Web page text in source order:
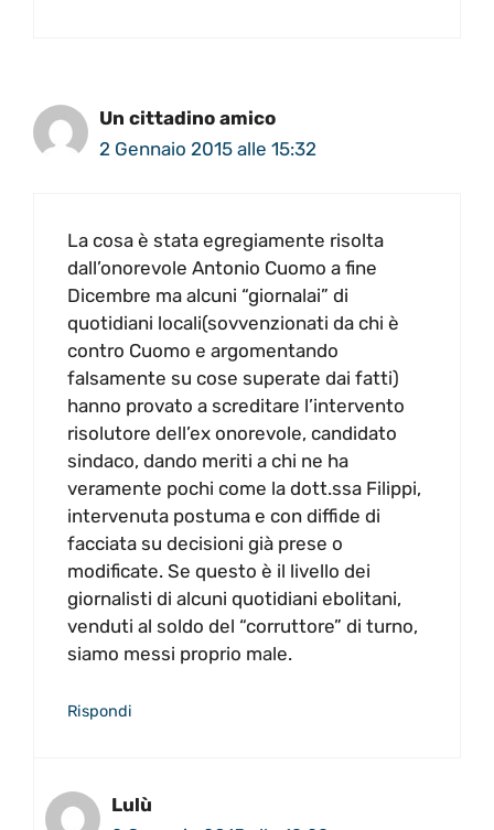
Un cittadino amico
2 Gennaio 2015 alle 15:32
La cosa è stata egregiamente risolta
dall’onorevole Antonio Cuomo a fine
Dicembre ma alcuni “giornalai” di
quotidiani locali(sovvenzionati da chi è
contro Cuomo e argomentando
falsamente su cose superate dai fatti)
hanno provato a screditare l’intervento
risolutore dell’ex onorevole, candidato
sindaco, dando meriti a chi ne ha
veramente pochi come la dott.ssa Filippi,
intervenuta postuma e con diffide di
facciata su decisioni già prese o
modificate. Se questo è il livello dei
giornalisti di alcuni quotidiani ebolitani,
venduti al soldo del “corruttore” di turno,
siamo messi proprio male.
Rispondi
Lulù